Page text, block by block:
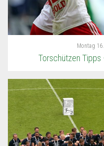
Montag
Torschützen Tipps